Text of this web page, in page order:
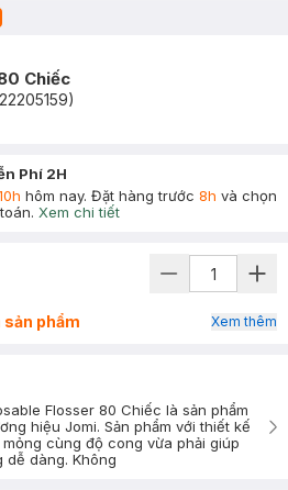
Chiếc
)
Phí 2H
hôm nay. Đặt hàng trước 8h và chọn
Xem chi tiết
sản phẩm Xem thêm
Flosser 80 Chiếc là sản phẩm
hiệu Jomi. Sản phẩm với thiết kế
cùng độ cong vừa phải giúp
dễ dàng. Không